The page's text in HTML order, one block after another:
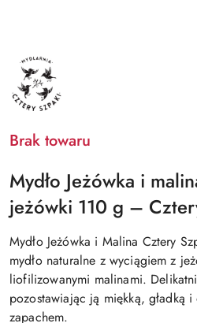
4SZPAKI
Brak towaru
Mydło Jeżówka i
jeżówki 110 g –
Mydło Jeżówka i Malina Cztery
mydło naturalne z wyciągiem z
liofilizowanymi malinami.
pozostawiając ją miękką, gładką i
zapachem.